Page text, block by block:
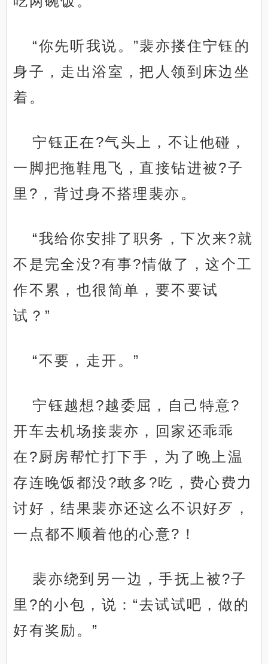
“你先听我说。”裴亦搂住宁钰的
身子，走出浴室，把人领到床边坐
着。
宁钰正在?气头上，不让他碰，
一脚把拖鞋甩飞，直接钻进被?子
里?，背过身不搭理裴亦。
“我给你安排了职务，下次来?就
不是完全没?有事?情做了，这个工
作不累，也很简单，要不要试
试？”
“不要，走开。”
宁钰越想?越委屈，自己特意?
开车去机场接裴亦，回家还乖乖
在?厨房帮忙打下手，为了晚上温
存连晚饭都没?敢多?吃，费心费力
讨好，结果裴亦还这么不识好歹，
一点都不顺着他的心意?！
裴亦绕到另一边，手抚上被?子
里?的小包，说：“去试试吧，做的
好有奖励。”